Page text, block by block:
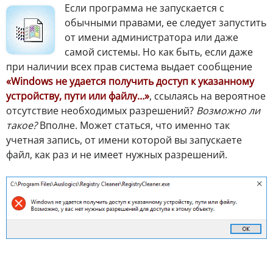
Если программа не запускается с
обычными правами, ее следует запустить
от имени администратора или даже
самой системы. Но как быть, если даже
при наличии всех прав система выдает сообщение
«Windows не удается получить доступ к указанному
устройству, пути или файлу…», ссылаясь на вероятное
отсутствие необходимых разрешений? Возможно ли
такое?Вполне. Может статься, что именно так
учетная запись, от имени которой вы запускаете
файл, как раз и не имеет нужных разрешений.